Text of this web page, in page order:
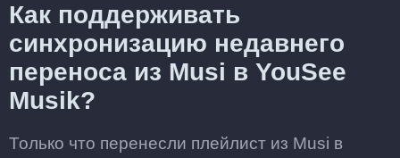
Как поддерживать
синхронизацию недавнего
переноса из Musi в YouSee
Musik?
Только что перенесли плейлист из Musi в